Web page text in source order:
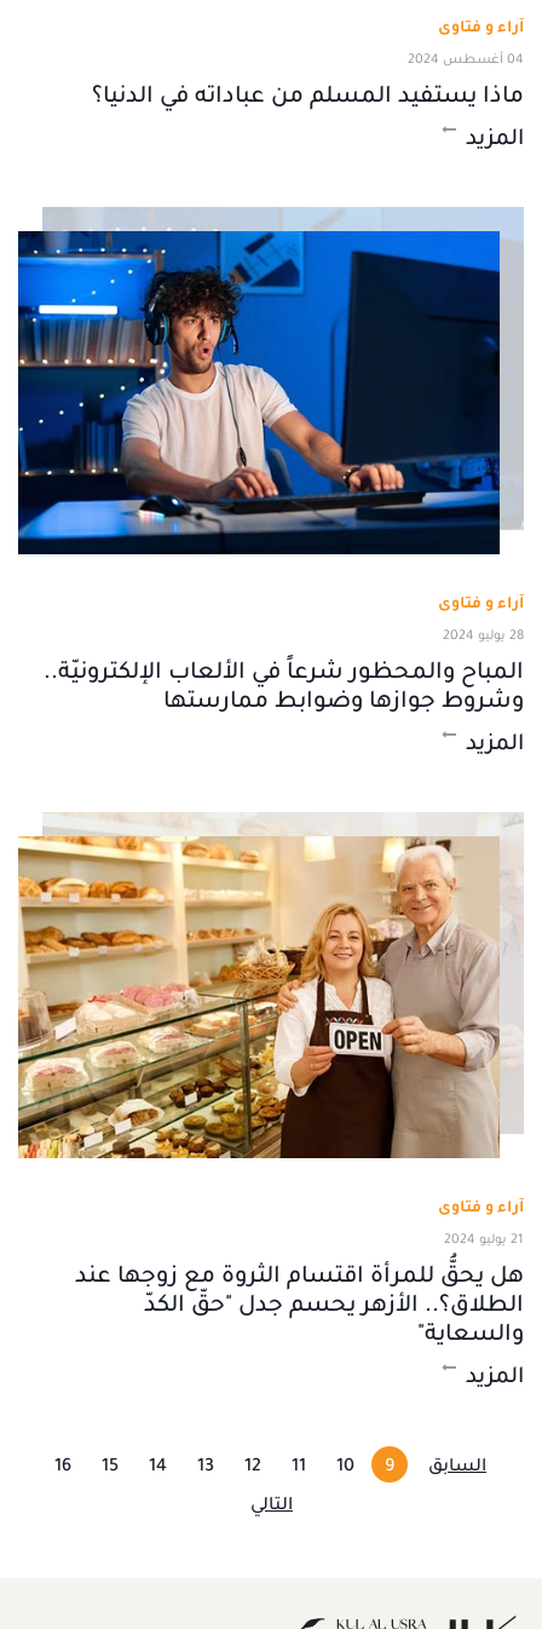
آراء و فتاوى
04 أغسطس 2024
ماذا يستفيد المسلم من عباداته في الدنيا؟
المزيد
آراء و فتاوى
28 يوليو 2024
المباح والمحظور شرعاً في الألعاب الإلكترونيّة..
وشروط جوازها وضوابط ممارستها
المزيد
آراء و فتاوى
21 يوليو 2024
هل يحقُّ للمرأة اقتسام الثروة مع زوجها عند
الطلاق؟.. الأزهر يحسم جدل "حقّ الكدّ
والسعاية"
المزيد
السابق 9
10
11
12
13
14
15
16
التالي